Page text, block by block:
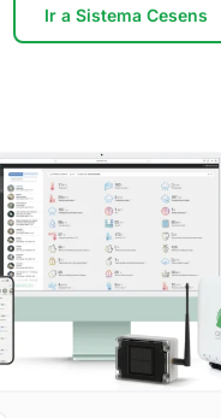
Ir a Sistema Cesens